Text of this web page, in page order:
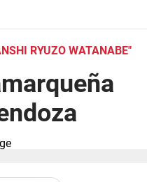
RYUZO WATANABE"